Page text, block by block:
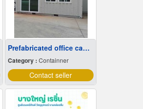
Prefabricated office cabinets, cheap price
Category :Containner
Contact seller